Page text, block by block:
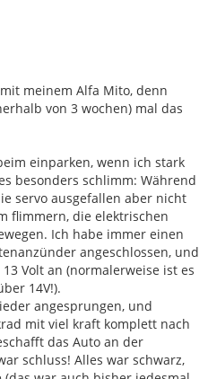
meinem Alfa Mito, denn
von 3 wochen) mal das
einparken, wenn ich stark
besonders schlimm: Während
servo ausgefallen aber nicht
flimmern, die elektrischen
Ich habe immer einen
angeschlossen, und
Volt an (normalerweise ist es
14V!).
angesprungen, und
mit viel kraft komplett nach
das Auto an der
schluss! Alles war schwarz,